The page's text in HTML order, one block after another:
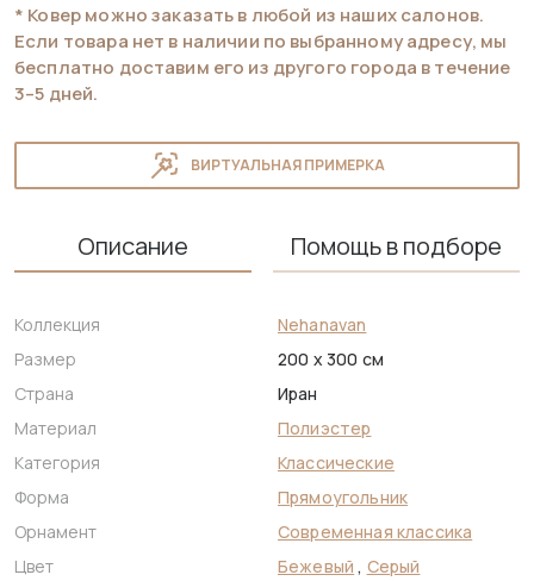
* Ковер можно заказать в любой из наших салонов.
Если товара нет в наличии по выбранному адресу, мы
бесплатно доставим его из другого города в течение
3–5 дней.
ВИРТУАЛЬНАЯ ПРИМЕРКА
Описание Помощь в подборе
Коллекция
Nehanavan
Размер
200 x 300 см
Страна
Иран
Материал
Полиэстер
Категория
Классические
Форма
Прямоугольник
Орнамент
Современная классика
Цвет
Бежевый , Серый